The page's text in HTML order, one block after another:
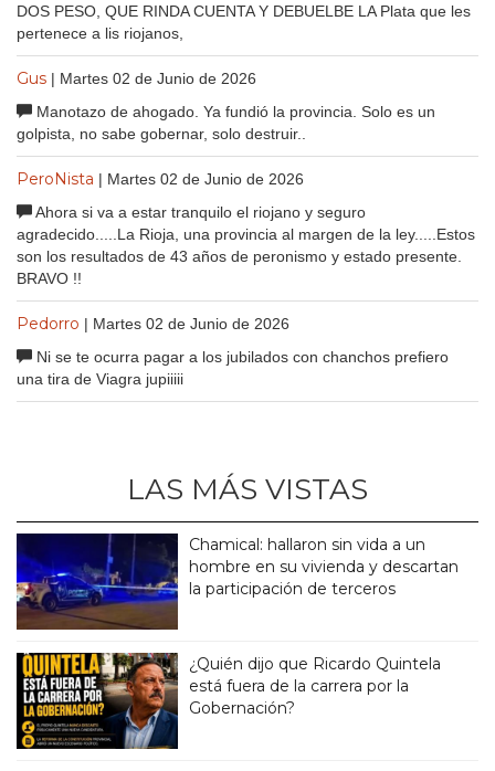
DOS PESO, QUE RINDA CUENTA Y DEBUELBE LA Plata que les
pertenece a lis riojanos,
Gus | Martes 02 de Junio de 2026
Manotazo de ahogado. Ya fundió la provincia. Solo es un
golpista, no sabe gobernar, solo destruir..
PeroNista | Martes 02 de Junio de 2026
Ahora si va a estar tranquilo el riojano y seguro
agradecido.....La Rioja, una provincia al margen de la ley.....Estos
son los resultados de 43 años de peronismo y estado presente.
BRAVO !!
Pedorro | Martes 02 de Junio de 2026
Ni se te ocurra pagar a los jubilados con chanchos prefiero
una tira de Viagra jupiiiii
LAS MÁS VISTAS
Chamical: hallaron sin vida a un
hombre en su vivienda y descartan
la participación de terceros
¿Quién dijo que Ricardo Quintela
está fuera de la carrera por la
Gobernación?